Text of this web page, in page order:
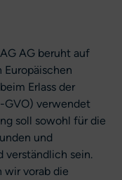
AG beruht auf
Erlass der
GVO) verwendet
soll sowohl für die
und
verständlich sein.
wir vorab die